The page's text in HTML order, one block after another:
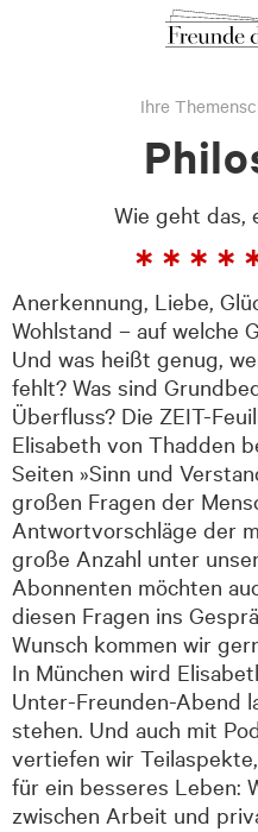
Ihre
Wie geht das,
Anerkennung, Liebe,
Wohlstand – auf welche
Und was heißt genug,
fehlt? Was sind
Überfluss? Die ZEIT-
Elisabeth von Thadden
Seiten »Sinn und
großen Fragen der
Antwortvorschläge der
große Anzahl unter
Abonnenten möchten
diesen Fragen ins
Wunsch kommen wir
In München wird
Unter-Freunden-Abend
stehen. Und auch mit
vertiefen wir
für ein besseres Leben:
zwischen Arbeit und